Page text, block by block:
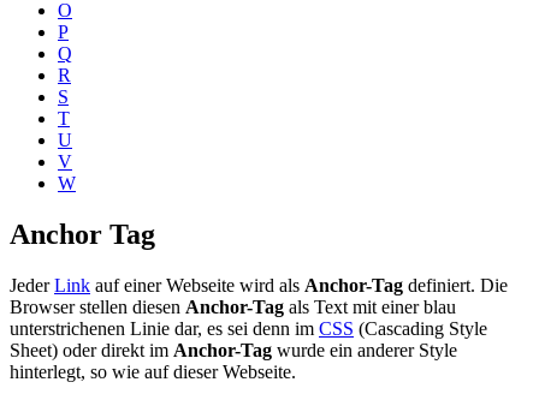
O
P
Q
R
S
T
U
V
W
Anchor Tag
JederLink auf einer Webseite wird als Anchor-Tag definiert. Die
Browser stellen diesen Anchor-Tag als Text mit einer blau
unterstrichenen Linie dar, es sei denn im CSS (Cascading Style
Sheet) oder direkt im Anchor-Tag wurde ein anderer Style
hinterlegt, so wie auf dieser Webseite.